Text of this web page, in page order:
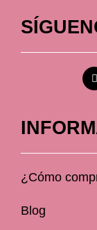
¿Cómo
Blog